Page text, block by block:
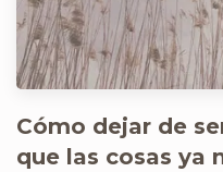
Cómo dejar de
que las cosas ya